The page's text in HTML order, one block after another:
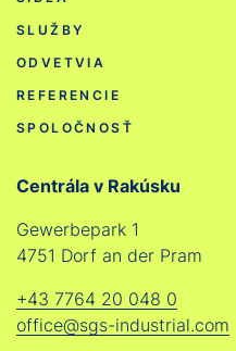
SLUŽBY
ODVETVIA
REFERENCIE
SPOLOČNOSŤ
Centrála v Rakúsku
Gewerbepark 1
4751 Dorf an der Pram
+43 7764 20 048 0
office@sgs-industrial.com